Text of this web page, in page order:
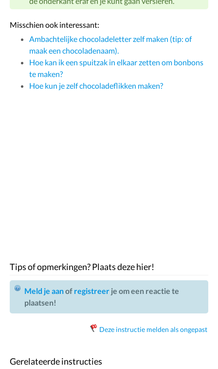
Misschien ook interessant:
Ambachtelijke chocoladeletter zelf maken (tip: of
maak een chocoladenaam).
Hoe kan ik een spuitzak in elkaar zetten om bonbons
te maken?
Hoe kun je zelf chocoladeflikken maken?
Tips of opmerkingen? Plaats deze hier!
Meld je aanof registreer je om een reactie te
plaatsen!
Deze instructie melden als ongepast
Gerelateerde instructies